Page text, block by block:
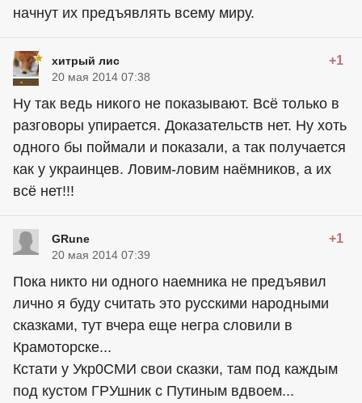
начнут их предъявлять всему миру.
хитрый лис +1
20 мая 2014 07:38
Ну так ведь никого не показывают. Всё только в
разговоры упирается. Доказательств нет. Ну хоть
одного бы поймали и показали, а так получается
как у украинцев. Ловим-ловим наёмников, а их
всё нет!!!
GRune +1
20 мая 2014 07:39
Пока никто ни одного наемника не предъявил
лично я буду считать это русскими народными
сказками, тут вчера еще негра словили в
Крамоторске...
Кстати у Укр0СМИ свои сказки, там под каждым
под кустом ГРУшник с Путиным вдвоем...